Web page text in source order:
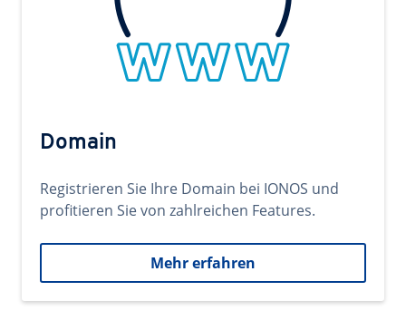
Domain
Registrieren Sie Ihre Domain bei IONOS und
profitieren Sie von zahlreichen Features.
Mehr erfahren